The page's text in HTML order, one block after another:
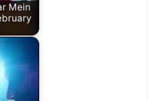
Mein